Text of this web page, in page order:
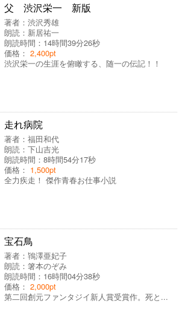
父 渋沢栄一 新版
著者：渋沢秀雄
朗読： 新居祐一
朗読時間：14時間39分26秒
価格：2,400pt
渋沢栄一の生涯を俯瞰する、随一の伝記！！
走れ病院
著者：福田和代
朗読：下山吉光
朗読時間：8時間54分17秒
価格： 1,500pt
全力疾走！ 傑作青春お仕事小説
宝石鳥
著者：鴇澤亜妃子
朗読：箸本のぞみ
朗読時間：16時間04分38秒
価格：2,000pt
第二回創元ファンタジイ新人賞受賞作。死と...